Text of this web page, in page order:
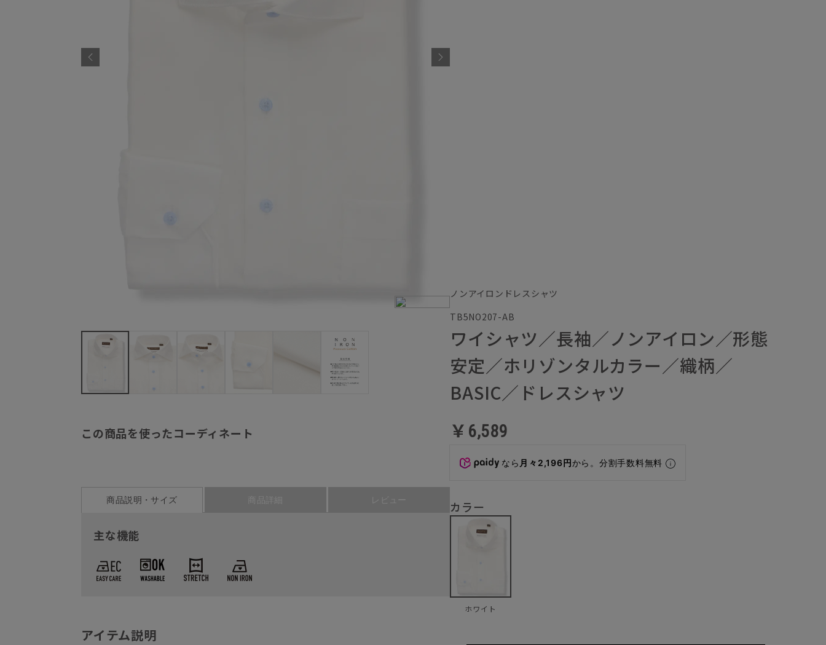
この商品を使ったコーディネート
商品説明・サイズ 商品詳細 レビュー
主な機能
アイテム説明
ノンアイロンドレスシャツ
TB5NO207-AB
ワイシャツ／長袖／ノンアイロン／形態
安定／ホリゾンタルカラー／織柄／
BASIC／ドレスシャツ
￥6,589
なら 月々2,196円から。分割手数料無料
カラー
ホワイト